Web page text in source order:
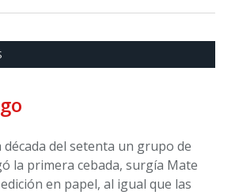
del setenta un grupo de
la primera cebada, surgía Mate
en papel, al igual que las